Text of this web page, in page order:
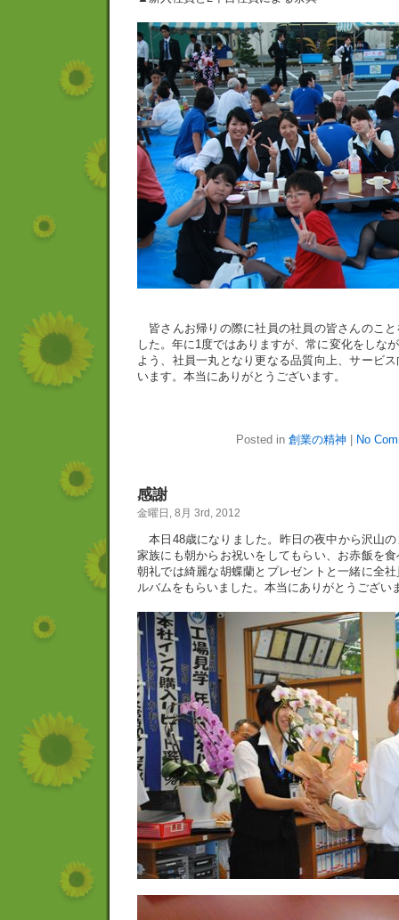
皆さんお帰りの際に社員の社員の皆さんのこ
した。年に1度ではありますが、常に変化をしな
よう、社員一丸となり更なる品質向上、サービ
います。本当にありがとうございます。
Posted in 創業の精神| No
感謝
金曜日, 8月 3rd, 2012
本日48歳になりました。昨日の夜中から沢山
家族にも朝からお祝いをしてもらい、お赤飯を
朝礼では綺麗な胡蝶蘭とプレゼントと一緒に全
ルバムをもらいました。本当にありがとうござい